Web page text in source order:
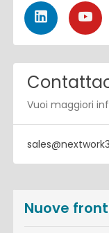
Vuoi maggiori
Nuove